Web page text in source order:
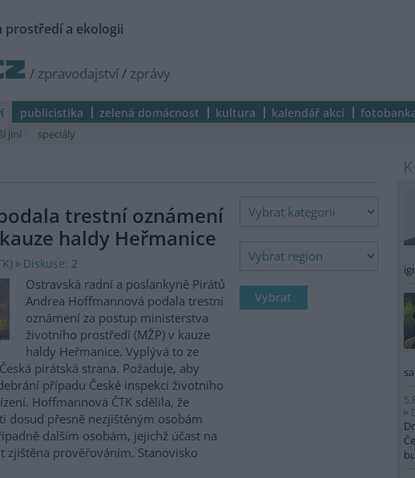
a ekologii
/ zpravodajství/ zprávy
publicistika zelená domácnost kultura kalendář akcí
jiní speciály
trestní oznámení
haldy Heřmanice
) Diskuse: 2
Ostravská radní a poslankyně Pirátů
Andrea Hoffmannová podala trestní
oznámení za postup ministerstva
životního prostředí (MŽP) v kauze
haldy Heřmanice. Vyplývá to ze
pirátská strana. Požaduje, aby
případu České inspekci životního
Hoffmannová ČTK sdělila, že
dosud přesně nezjištěným osobám
dalším osobám, jejichž účast na
zjištěna prověřováním. Stanovisko